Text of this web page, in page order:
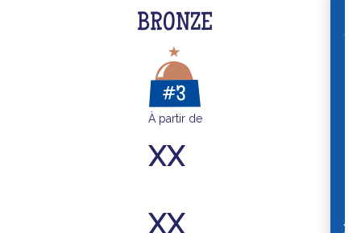
BRONZE
À partir de
XX
XX